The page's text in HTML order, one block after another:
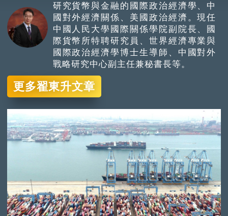
研究貨幣與金融的國際政治經濟學、中
國對外經濟關係、美國政治經濟。現任
中國人民大學國際關係學院副院長、國
際貨幣所特聘研究員、世界經濟專業與
國際政治經濟學博士生導師、中國對外
戰略研究中心副主任兼秘書長等。
更多翟東升文章